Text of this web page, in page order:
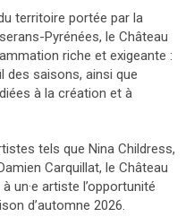
territoire portée par la
Pyrénées, le Château
riche et exigeante :
des saisons, ainsi que
à la création et à
tels que Nina Childress,
Carquillat, le Château
un·e artiste l’opportunité
d’automne 2026.